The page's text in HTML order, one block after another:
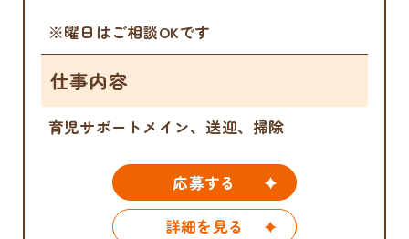
※曜日はご相談OKです
仕事内容
育児サポートメイン、送迎、掃除
応募する
詳細を見る